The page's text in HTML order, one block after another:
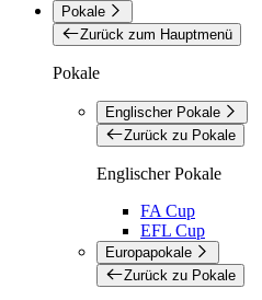
Pokale
Zurück zum Hauptmenü
Pokale
Englischer Pokale
Zurück zu Pokale
Englischer Pokale
FA Cup
EFL Cup
Europapokale
Zurück zu Pokale